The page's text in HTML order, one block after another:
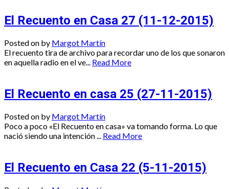
El Recuento en Casa 27 (11-12-2015)
Posted on by Margot Martín
El recuento tira de archivo para recordar uno de los que sonaron
en aquella radio en el ve... Read More
El Recuento en casa 25 (27-11-2015)
Posted on by Margot Martín
Poco a poco «El Recuento en casa» va tomando forma. Lo que
nació siendo una intención ...
Read More
El Recuento en Casa 22 (5-11-2015)